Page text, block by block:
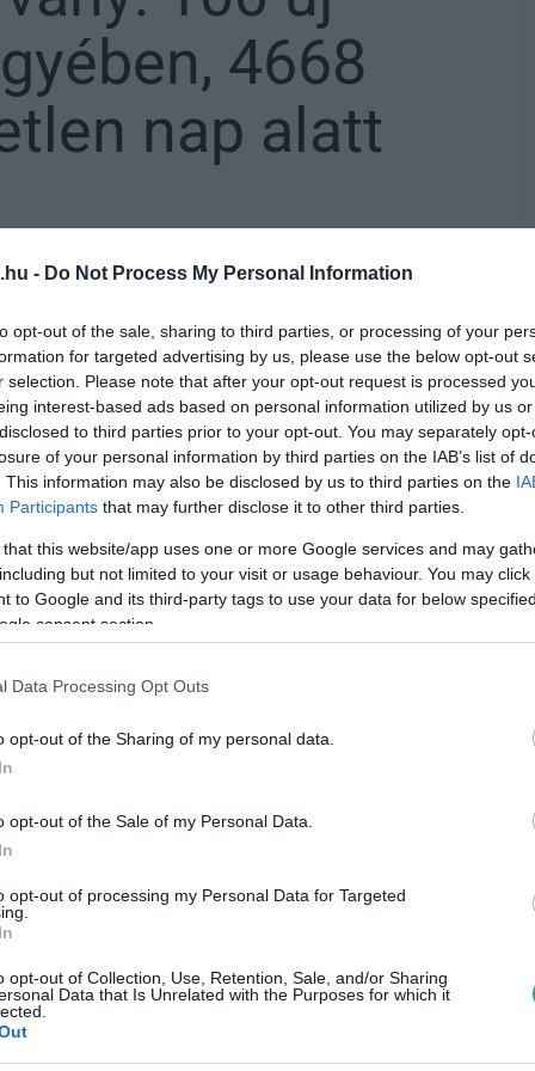
- Do Not Process My Personal Information
opt-out of the sale, sharing to third parties, or processing of your
for targeted advertising by us, please use the below opt-out
selection. Please note that after your opt-out request is processed
interest-based ads based on personal information utilized by us
to third parties prior to your opt-out. You may separately
of your personal information by third parties on the IAB’s list of
This information may also be disclosed by us to third parties on the
Participants that may further disclose it to other third parties.
that this website/app uses one or more Google services and may
but not limited to your visit or usage behaviour. You may
to Google and its third-party tags to use your data for below
consent section.
Data Processing Opt Outs
opt-out of the Sharing of my personal data.
opt-out of the Sale of my Personal Data.
opt-out of processing my Personal Data for Targeted
opt-out of Collection, Use, Retention, Sale, and/or Sharing
Data that Is Unrelated with the Purposes for which it
4668
nap alatt
ki az új koronavírus-fertőzést (COVID-19),
fertőzöttek száma. Heves
vagyis hosszú idő után először
száma.
így az elhunytak száma 14 795 főre
nő, jelenleg 317 899 fő, az aktív
beteget ápolnak kórházban, közülük
283 fő kapott oltást, közülük 240 622 fő
az EGRI ÜGYEK Google Hírek oldalán!